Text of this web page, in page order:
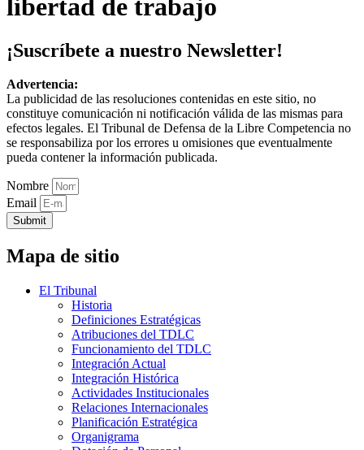
libertad de trabajo
¡Suscríbete a nuestro Newsletter!
Advertencia:
La publicidad de las resoluciones contenidas en este sitio, no
constituye comunicación ni notificación válida de las mismas para
efectos legales. El Tribunal de Defensa de la Libre Competencia no
se responsabiliza por los errores u omisiones que eventualmente
pueda contener la información publicada.
Nombre
Email
Submit
Mapa de sitio
El Tribunal
Historia
Definiciones Estratégicas
Atribuciones del TDLC
Funcionamiento del TDLC
Integración Actual
Integración Histórica
Actividades Institucionales
Relaciones Internacionales
Planificación Estratégica
Organigrama